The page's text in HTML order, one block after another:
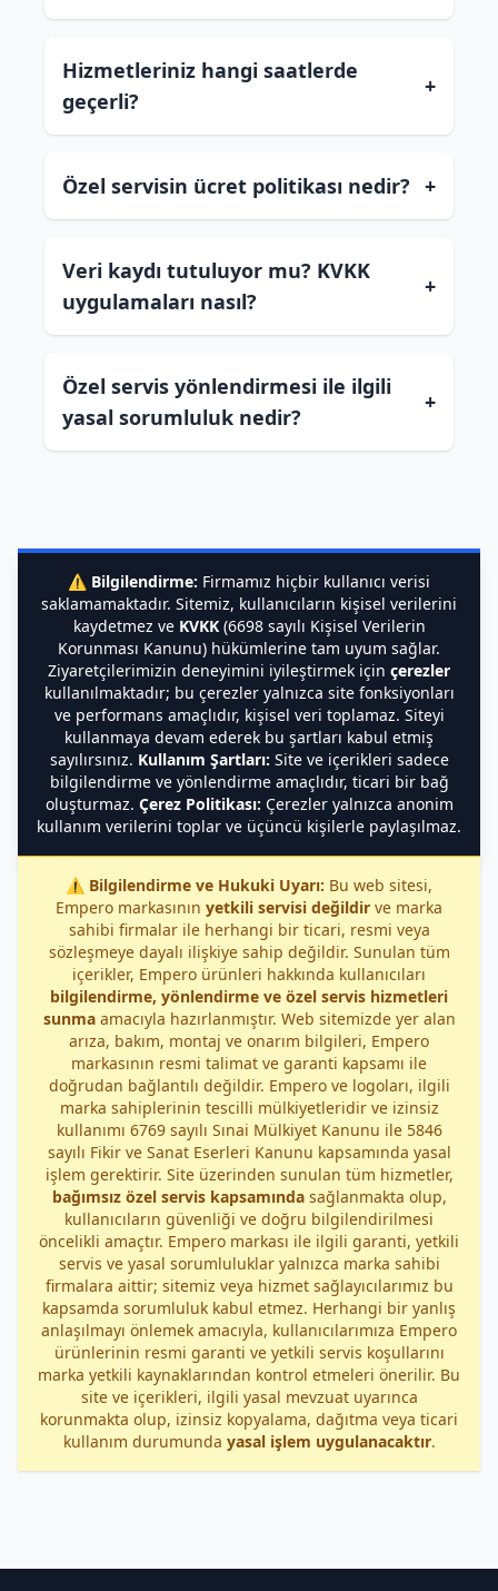
Hizmetleriniz hangi saatlerde
geçerli?
+
Özel servisin ücret politikası nedir? +
Veri kaydı tutuluyor mu? KVKK
uygulamaları nasıl?
+
Özel servis yönlendirmesi ile ilgili
yasal sorumluluk nedir?
+
⚠️ Bilgilendirme: Firmamız hiçbir kullanıcı verisi
saklamamaktadır. Sitemiz, kullanıcıların kişisel verilerini
kaydetmez ve KVKK(6698 sayılı Kişisel Verilerin
Korunması Kanunu) hükümlerine tam uyum sağlar.
Ziyaretçilerimizin deneyimini iyileştirmek için çerezler
kullanılmaktadır; bu çerezler yalnızca site fonksiyonları
ve performans amaçlıdır, kişisel veri toplamaz. Siteyi
kullanmaya devam ederek bu şartları kabul etmiş
sayılırsınız. Kullanım Şartları: Site ve içerikleri sadece
bilgilendirme ve yönlendirme amaçlıdır, ticari bir bağ
oluşturmaz. Çerez Politikası: Çerezler yalnızca anonim
kullanım verilerini toplar ve üçüncü kişilerle paylaşılmaz.
⚠️ Bilgilendirme ve Hukuki Uyarı: Bu web sitesi,
Empero markasının yetkili servisi değildir ve marka
sahibi firmalar ile herhangi bir ticari, resmi veya
sözleşmeye dayalı ilişkiye sahip değildir. Sunulan tüm
içerikler, Empero ürünleri hakkında kullanıcıları
bilgilendirme, yönlendirme ve özel servis hizmetleri
sunmaamacıyla hazırlanmıştır. Web sitemizde yer alan
arıza, bakım, montaj ve onarım bilgileri, Empero
markasının resmi talimat ve garanti kapsamı ile
doğrudan bağlantılı değildir. Empero ve logoları, ilgili
marka sahiplerinin tescilli mülkiyetleridir ve izinsiz
kullanımı 6769 sayılı Sınai Mülkiyet Kanunu ile 5846
sayılı Fikir ve Sanat Eserleri Kanunu kapsamında yasal
işlem gerektirir. Site üzerinden sunulan tüm hizmetler,
bağımsız özel servis kapsamındasağlanmakta olup,
kullanıcıların güvenliği ve doğru bilgilendirilmesi
öncelikli amaçtır. Empero markası ile ilgili garanti, yetkili
servis ve yasal sorumluluklar yalnızca marka sahibi
firmalara aittir; sitemiz veya hizmet sağlayıcılarımız bu
kapsamda sorumluluk kabul etmez. Herhangi bir yanlış
anlaşılmayı önlemek amacıyla, kullanıcılarımıza Empero
ürünlerinin resmi garanti ve yetkili servis koşullarını
marka yetkili kaynaklarından kontrol etmeleri önerilir. Bu
site ve içerikleri, ilgili yasal mevzuat uyarınca
korunmakta olup, izinsiz kopyalama, dağıtma veya ticari
kullanım durumunda yasal işlem uygulanacaktır.